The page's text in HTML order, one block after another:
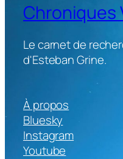
Chroniques
Le carnet de
d'Esteban Grine.
À propos
Bluesky
Instagram
Youtube